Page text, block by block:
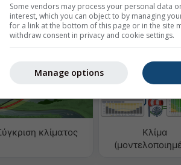
δεδομένα
κλίματος
Κλίμα
Some vendors may process your personal data
interest, which you can object to by managing
for a link at the bottom of this page or in the site
withdraw consent in privacy and cookie settings.
Manage options